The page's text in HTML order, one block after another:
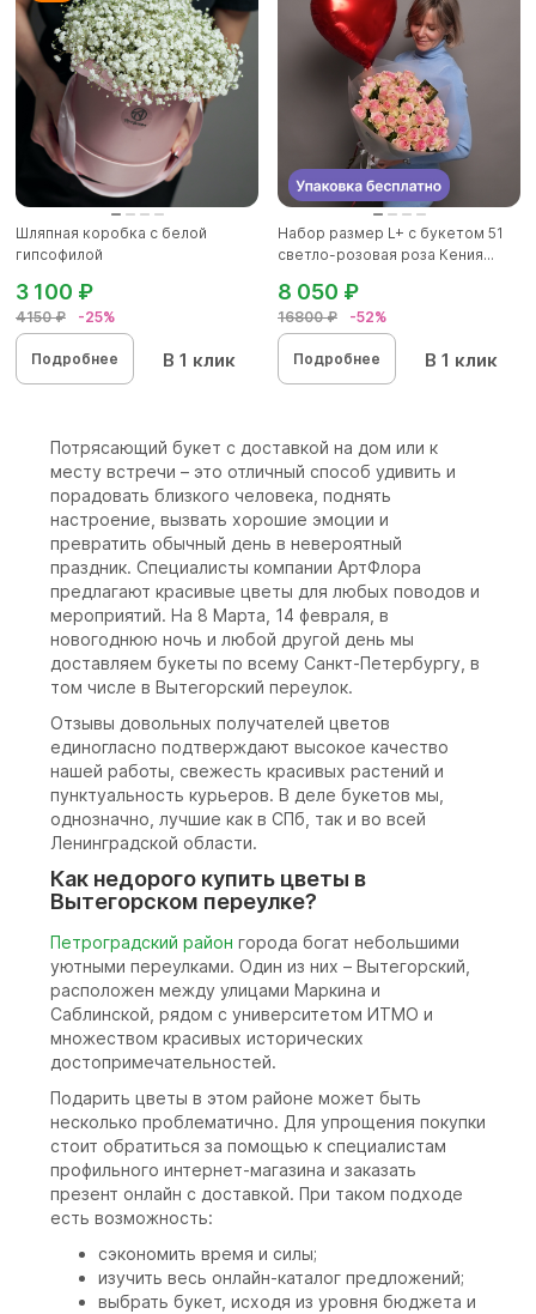
Шляпная коробка с белой
гипсофилой
4150 ₽ -25%
3 100 ₽
Подробнее В 1 клик
Набор размер L+ с букетом 51
светло-розовая роза Кения...
16800 ₽ -52%
8 050 ₽
Подробнее В 1 клик
Потрясающий букет с доставкой на дом или к
месту встречи – это отличный способ удивить и
порадовать близкого человека, поднять
настроение, вызвать хорошие эмоции и
превратить обычный день в невероятный
праздник. Специалисты компании АртФлора
предлагают красивые цветы для любых поводов и
мероприятий. На 8 Марта, 14 февраля, в
новогоднюю ночь и любой другой день мы
доставляем букеты по всему Санкт-Петербургу, в
том числе в Вытегорский переулок.
Отзывы довольных получателей цветов
единогласно подтверждают высокое качество
нашей работы, свежесть красивых растений и
пунктуальность курьеров. В деле букетов мы,
однозначно, лучшие как в СПб, так и во всей
Ленинградской области.
Как недорого купить цветы в
Вытегорском переулке?
Петроградский район города богат небольшими
уютными переулками. Один из них – Вытегорский,
расположен между улицами Маркина и
Саблинской, рядом с университетом ИТМО и
множеством красивых исторических
достопримечательностей.
Подарить цветы в этом районе может быть
несколько проблематично. Для упрощения покупки
стоит обратиться за помощью к специалистам
профильного интернет-магазина и заказать
презент онлайн с доставкой. При таком подходе
есть возможность:
сэкономить время и силы;
изучить весь онлайн-каталог предложений;
выбрать букет, исходя из уровня бюджета и